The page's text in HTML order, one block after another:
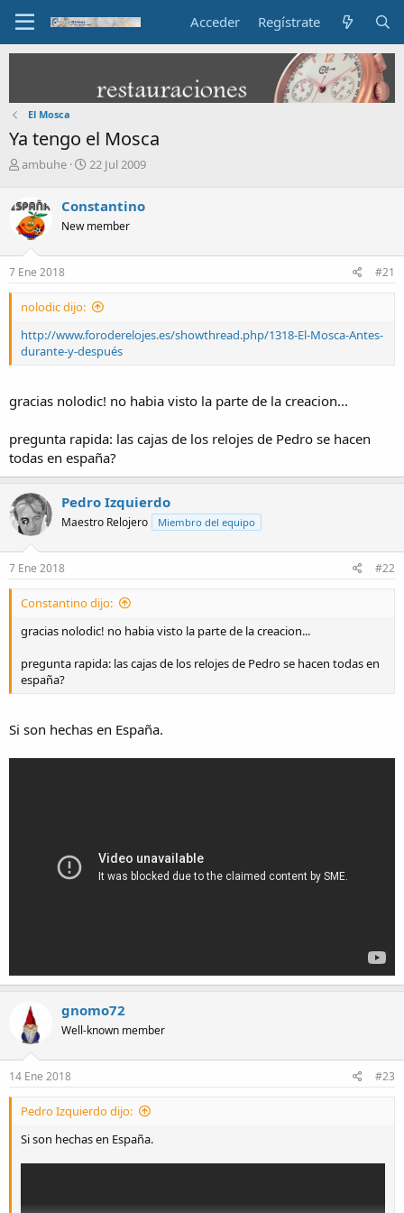
Acceder Regístrate
El Mosca
Ya tengo el Mosca
I
c
i
d
o
d
l
t
a
ambuhe
F
h
a
e
i
o
22 Jul 2009
Constantino
New member
7 Ene 2018 #21
nolodic dijo:
http://www.foroderelojes.es/showthread.php/1318-El-Mosca-Antes-
durante-y-después
gracias nolodic! no habia visto la parte de la creacion...
pregunta rapida: las cajas de los relojes de Pedro se hacen
todas en españa?
Pedro Izquierdo
Maestro Relojero Miembro del equipo
7 Ene 2018 #22
Constantino dijo:
gracias nolodic! no habia visto la parte de la creacion...
pregunta rapida: las cajas de los relojes de Pedro se hacen todas en
españa?
Si son hechas en España.
gnomo72
Well-known member
14 Ene 2018 #23
Pedro Izquierdo dijo:
Si son hechas en España.